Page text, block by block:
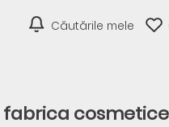
Căutările mele
fabrica